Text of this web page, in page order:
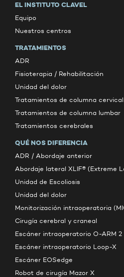
EL INSTITUTO CLAVEL
Equipo
Nuestros centros
TRATAMIENTOS
ADR
Fisioterapia / Rehabilitación
Unidad del dolor
Tratamientos de columna cervical
Tratamientos de columna lumbar
Tratamientos cerebrales
QUÉ NOS DIFERENCIA
ADR / Abordaje anterior
Abordaje lateral XLIF® (Extreme
Unidad de Escoliosis
Unidad del dolor
Monitorización intraoperatoria
Cirugía cerebral y craneal
Escáner intraoperatorio O-ARM 2
Escáner intraoperatorio Loop-X
Escáner EOSedge
Robot de cirugía Mazor X